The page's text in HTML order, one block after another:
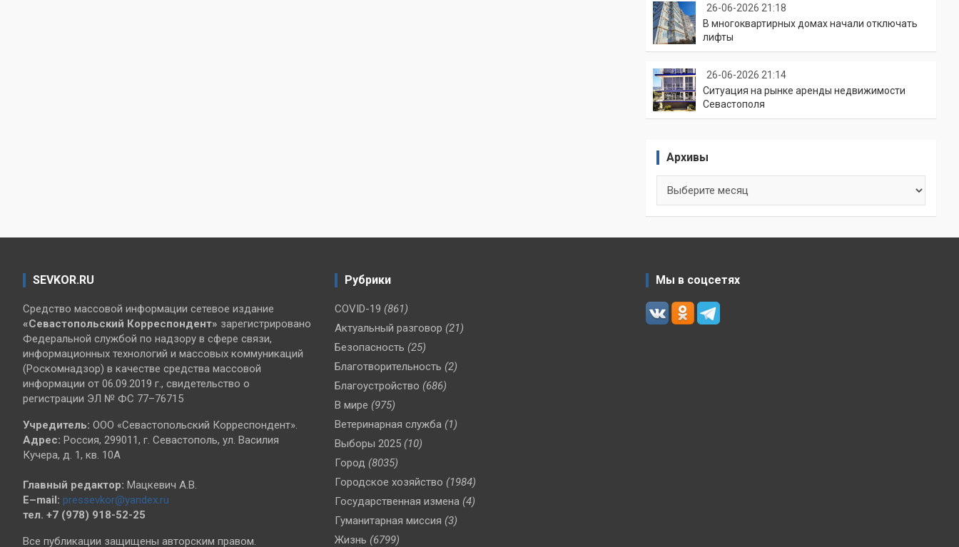
26-06-2026 21:18
В многоквартирных домах начали отключать
лифты
26-06-2026 21:14
Ситуация на рынке аренды недвижимости
Севастополя
Архивы
SEVKOR.RU
Средство массовой информации сетевое издание
«Севастопольский Корреспондент» зарегистрировано
Федеральной службой по надзору в сфере связи,
информационных технологий и массовых коммуникаций
(Роскомнадзор) в качестве средства массовой
информации от 06.09.2019 г., свидетельство о
регистрации ЭЛ № ФС 77–76715
Учредитель: ООО «Севастопольский Корреспондент».
Адрес: Россия, 299011, г. Севастополь, ул. Василия
Кучера, д. 1, кв. 10А
Главный редактор: Мацкевич А.В.
E–mail: pressevkor@yandex.ru
тел. +7 (978) 918-52-25
Все публикации защищены авторским правом.
Рубрики
COVID-19 (861)
Актуальный разговор (21)
Безопасность (25)
Благотворительность (2)
Благоустройство (686)
В мире (975)
Ветеринарная служба (1)
Выборы 2025 (10)
Город (8035)
Городское хозяйство (1984)
Государственная измена (4)
Гуманитарная миссия (3)
Жизнь (6799)
Мы в соцсетях